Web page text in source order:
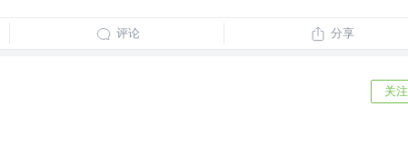
评论 分享
关注